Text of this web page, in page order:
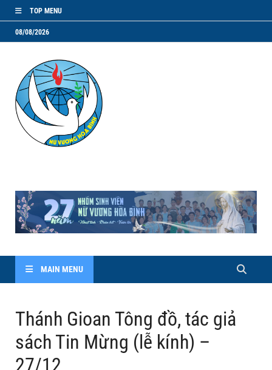
TOP MENU
08/08/2026
MAIN MENU
Thánh Gioan Tông đồ, tác giả
sách Tin Mừng (lễ kính) –
27/12